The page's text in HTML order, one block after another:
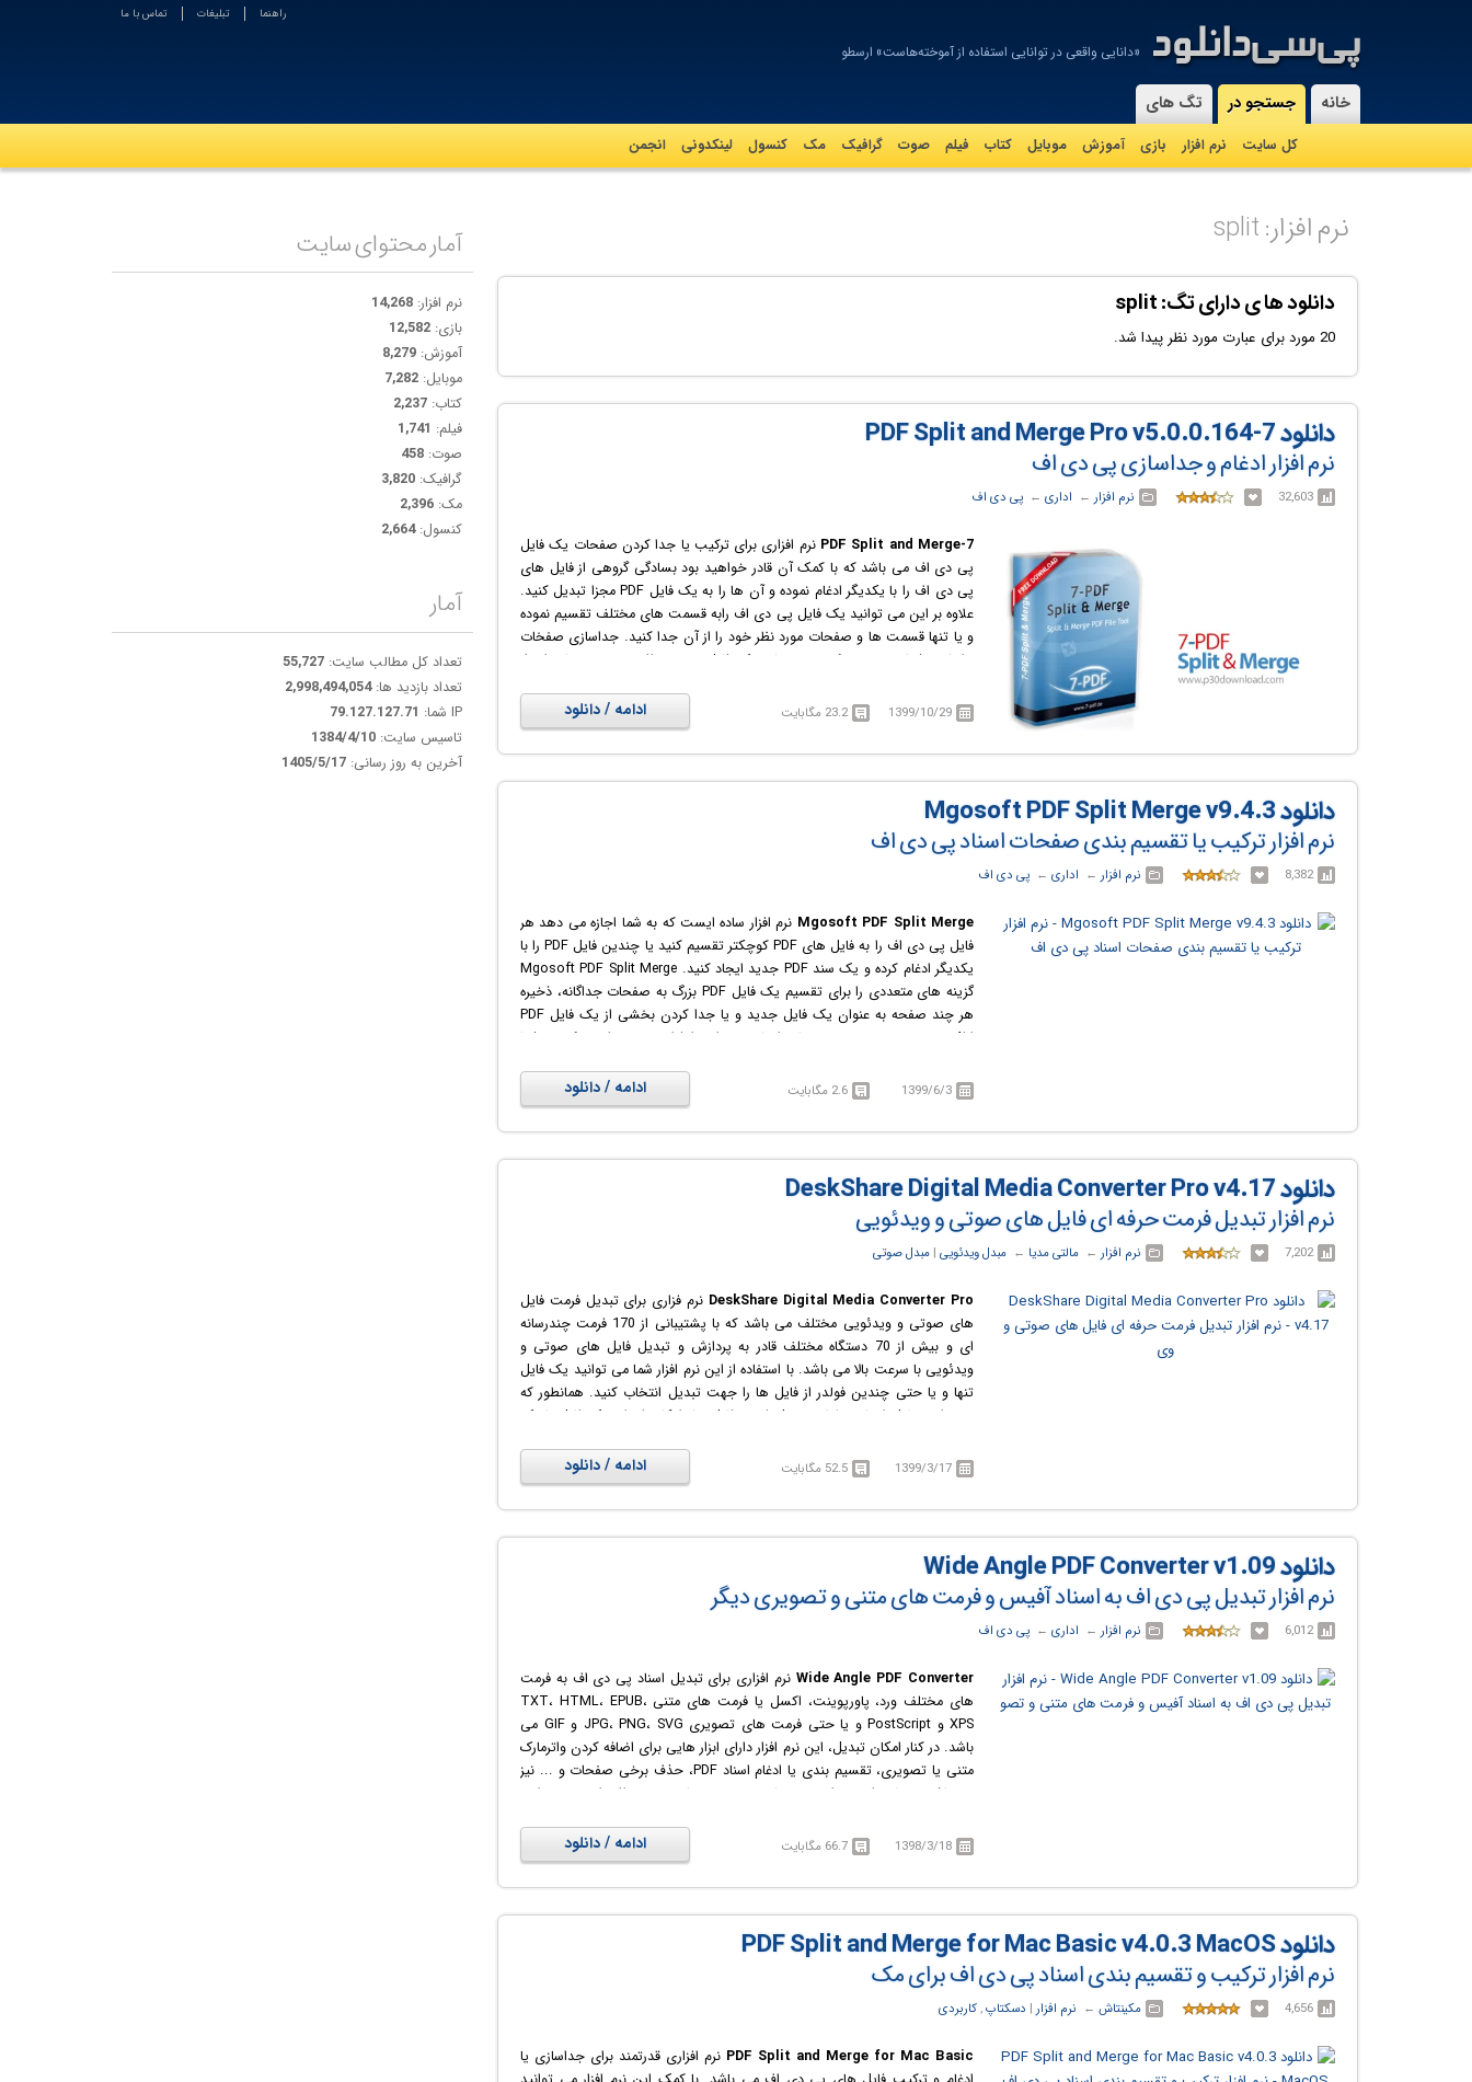
-
«دانایی واقعی در توانایی استفاده از آموخته‌هاست» ارسطو
راهنما تبلیغات تماس با ما
خانه جستجو در
کل سایت نرم افزار بازی آموزش موبايل کتاب فیلم صوت گرافيک مک کنسول لینکدونی انجمن
تگ های
نرم افزار: split
دانلود ها ی دارای تگ: split
20 مورد برای عبارت مورد نظر پیدا شد.
دانلود 7-PDF Split and Merge Pro v5.0.0.164
نرم افزار ادغام و جداسازی پی دی اف
32,603 نرم افزار ← ‏ اداری ← ‏ پی دی اف
7-PDF Split and Merge
نرم افزاری برای ترکیب یا جدا کردن صفحات یک فایل
پی دی اف می باشد که با کمک آن قادر خواهید بود بسادگی گروهی از فایل های
پی دی اف را با یکدیگر ادغام نموده و آن ها را به یک فایل PDF مجزا تبدیل کنید.
علاوه بر این می توانید یک فایل پی دی اف رابه قسمت های مختلف تقسیم نموده
و یا تنها قسمت ها و صفحات مورد نظر خود را از آن جدا کنید. جداسازی صفخات
براساس شماره و مرتب کردن صفحات یک فایل پی دی اف به ترتیب دلخواه، از
1399/10/29 23.2 مگابایت ادامه / دانلود
دانلود Mgosoft PDF Split Merge v9.4.3
نرم افزار ترکیب یا تقسیم بندی صفحات اسناد پی دی اف
8,382 نرم افزار ← ‏ اداری ← ‏ پی دی اف
Mgosoft PDF Split Merge نرم افزار ساده ایست که به شما اجازه می دهد هر
فایل پی دی اف را به فایل های PDF کوچکتر تقسیم کنید یا چندین فایل PDF را با
یکدیگر ادغام کرده و یک سند PDF جدید ایجاد کنید. Mgosoft PDF Split Merge
گزینه های متعددی را برای تقسیم یک فایل PDF بزرگ به صفحات جداگانه، ذخیره
هر چند صفحه به عنوان یک فایل جدید و یا جدا کردن بخشی از یک فایل PDF
ارائه می دهد. همچنین متدهای ادغام ویژه ای را فراهم نموده است که به شما
برای کار کردن با این نرم افزار نیازی به Adobe Acrobat نخواهید داشت.
1399/6/3 2.6 مگابایت ادامه / دانلود
دانلود DeskShare Digital Media Converter Pro v4.17
نرم افزار تبدیل فرمت حرفه ای فایل های صوتی و ویدئویی
7,202 نرم افزار ← ‏ مالتی مدیا ← ‏ مبدل ویدئویی ‏| مبدل صوتی
DeskShare Digital Media Converter Pro نرم فزاری برای تبدیل فرمت فایل
های صوتی و ویدئویی مختلف می باشد که با پشتیبانی از 170 فرمت چندرسانه
ای و بیش از 70 دستگاه مختلف قادر به پردازش و تبدیل فایل های صوتی و
ویدئویی با سرعت بالا می باشد. با استفاده از این نرم افزار شما می توانید یک فایل
تنها و یا حتی چندین فولدر از فایل ها را جهت تبدیل انتخاب کنید. همانطور که
می دانید دلیل انجام عملیات تبدیل فرمت فایل ها، امکان اجرای یک فایل با یک
باشد که با آن نوع فرمت فایل سازگاری ندارد، به همین دلیل باید ابتدا آن را مطابق
با فرمت های سازگار با دستگاه جدید تغییر فرمت دهیم. Digital Media Converter
به شما این امکان را می دهد که بدون نیاز به جستجوی دستی، فرمت های سازگار
با دستگاه مورد نظر خود مانند گوشی های آیفون، آی پد، Sony PSP و ... را از
میان پروفایل های پیش فرض موجود، پیدا کرده و به صورت خودکار تبدیل فرمت
کنید. با کمک این نرم افزار حتی می توانید فایل های صوتی و ویدئویی تبدیل
شده را نیز به صورت خودکار به پلی لیست iTunes اضافه کنید.
1399/3/17 52.5 مگابایت ادامه / دانلود
دانلود Wide Angle PDF Converter v1.09
نرم افزار تبدیل پی دی اف به اسناد آفیس و فرمت های متنی و تصویری دیگر
6,012 نرم افزار ← ‏ اداری ← ‏ پی دی اف
Wide Angle PDF Converter نرم افزاری برای تبدیل اسناد پی دی اف به فرمت
های مختلف ورد، پاورپوینت، اکسل یا فرمت های متنی TXT، HTML، EPUB،
XPS و PostScript و یا حتی فرمت های تصویری JPG، PNG، SVG و GIF می
باشد. در کنار امکان تبدیل، این نرم افزار دارای ابزار هایی برای اضافه کردن واترمارک
متنی یا تصویری، تقسیم بندی یا ادغام اسناد PDF، حذف برخی صفحات و ... نیز
می باشد. بخشی از محتوای متنی یا تصویری صفحات پی دی اف را نیز می توانید
Wide Angle PDF Converter همچنین به شما امکان رمزگذاری فایل پی دی اف و
1398/3/18 66.7 مگابایت ادامه / دانلود
دانلود PDF Split and Merge for Mac Basic v4.0.3 MacOS
نرم افزار ترکیب و تقسیم بندی اسناد پی دی اف برای مک
4,656 مکینتاش ← ‏ نرم افزار ‏| دسکتاپ,کاربردی
PDF Split and Merge for Mac Basic نرم افزاری قدرتمند برای جداسازی یا
آمار محتوای سایت
نرم افزار: 14,268
بازی: 12,582
آموزش: 8,279
موبایل: 7,282
کتاب: 2,237
فیلم: 1,741
صوت: 458
گرافیک: 3,820
مک: 2,396
کنسول:2,664
آمار
تعداد کل مطالب سایت: 55,727
تعداد بازدید ها:2,998,494,054
IP شما:
79.127.127.71
تاسیس سایت: 1384/4/10
آخرین به روز رسانی: 1405/5/17